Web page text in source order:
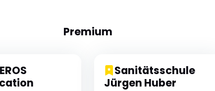
Premium
Sanitätsschule
Jürgen Huber